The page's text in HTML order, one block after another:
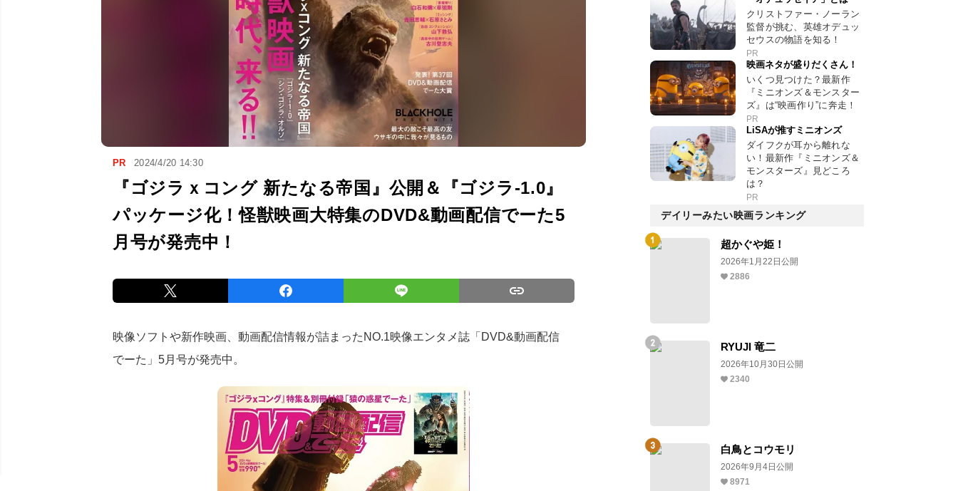
PR 2024/4/20 14:30
『ゴジラｘコング 新たなる帝国』公開＆『ゴジラ-1.0』
パッケージ化！怪獣映画大特集のDVD&動画配信でーた5
月号が発売中！
映像ソフトや新作映画、動画配信情報が詰まったNO.1映像エンタメ誌「DVD&動画配信
でーた」5月号が発売中。
クリストファー・ノーラン
監督が挑む、英雄オデュッ
セウスの物語を知る！
PR
映画ネタが盛りだくさん！
いくつ見つけた？最新作
『ミニオンズ＆モンスター
ズ』は“映画作り”に奔走！
PR
LiSAが推すミニオンズ
ダイフクが耳から離れな
い！最新作『ミニオンズ＆
モンスターズ』見どころ
は？
PR
デイリーみたい映画ランキング
超かぐや姫！
2026年1月22日公開
2886
RYUJI 竜二
2026年10月30日公開
2340
白鳥とコウモリ
2026年9月4日公開
8971